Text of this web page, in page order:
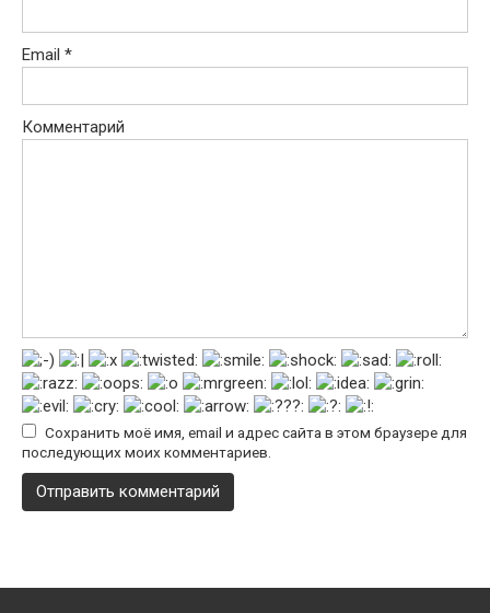
Email *
Комментарий
Сохранить моё имя, email и адрес сайта в этом браузере для
последующих моих комментариев.